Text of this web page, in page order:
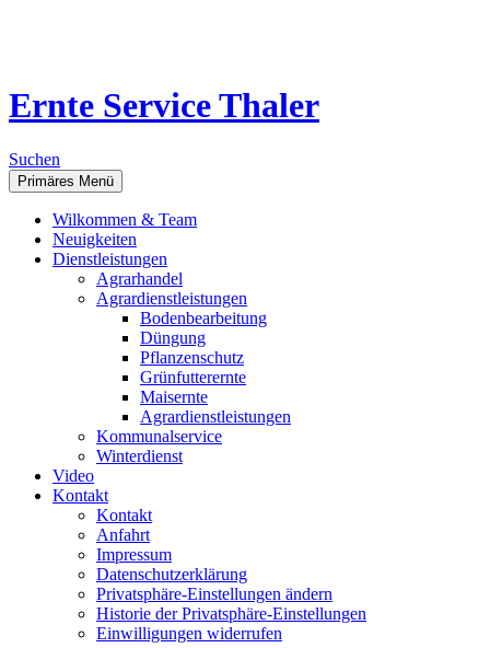
Ernte Service Thaler
Suchen
Primäres Menü
Wilkommen & Team
Neuigkeiten
Dienstleistungen
Agrarhandel
Agrardienstleistungen
Bodenbearbeitung
Düngung
Pflanzenschutz
Grünfutterernte
Maisernte
Agrardienstleistungen
Kommunalservice
Winterdienst
Video
Kontakt
Kontakt
Anfahrt
Impressum
Datenschutzerklärung
Privatsphäre-Einstellungen ändern
Historie der Privatsphäre-Einstellungen
Einwilligungen widerrufen